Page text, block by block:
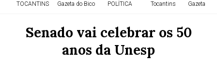
TOCANTINS Gazeta do Bico POLÍTICA Tocantins Gazeta do
Senado vai celebrar os 50
anos da Unesp